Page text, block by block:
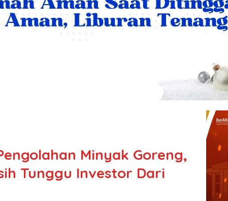
Minyak Goreng,
Tunggu Investor Dari